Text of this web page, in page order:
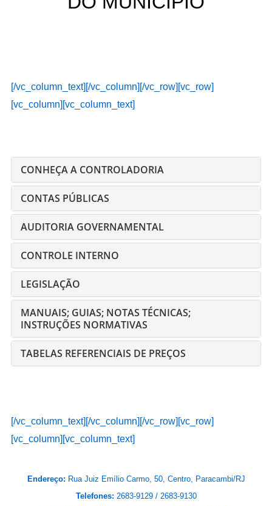
[/vc_column_text][/vc_column][/vc_row][vc_row]
[vc_column][vc_column_text]
CONHEÇA A CONTROLADORIA
CONTAS PÚBLICAS
AUDITORIA GOVERNAMENTAL
CONTROLE INTERNO
LEGISLAÇÃO
MANUAIS; GUIAS; NOTAS TÉCNICAS;
INSTRUÇÕES NORMATIVAS
TABELAS REFERENCIAIS DE PREÇOS
[/vc_column_text][/vc_column][/vc_row][vc_row]
[vc_column][vc_column_text]
Endereço: Rua Juiz Emílio Carmo, 50, Centro, Paracambi/RJ
Telefones: 2683-9129 / 2683-9130